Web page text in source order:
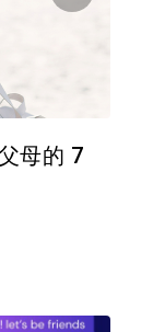
母的 7